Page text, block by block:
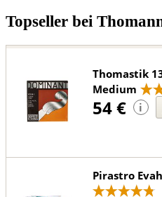
Topseller bei
Thomastik
Medium
54 € i
Pirastro